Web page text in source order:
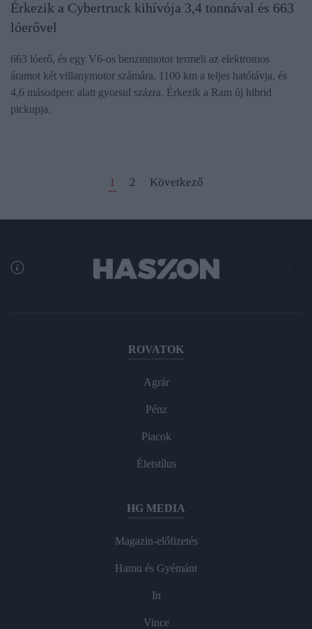
Érkezik a Cybertruck kihívója 3,4 tonnával és 663
lóerővel
663 lóerő, és egy V6-os benzinmotor termeli az elektromos
áramot két villanymotor számára. 1100 km a teljes hatótávja, és
4,6 másodperc alatt gyorsul százra. Érkezik a Ram új hibrid
pickupja.
1 2 Következő
ROVATOK
Agrár
Pénz
Piacok
Életstílus
HG MEDIA
Magazin-előfizetés
Hamu és Gyémánt
In
Vince